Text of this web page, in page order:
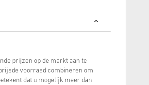
prijzen op de markt aan te
voorraad combineren om
dat u mogelijk meer dan